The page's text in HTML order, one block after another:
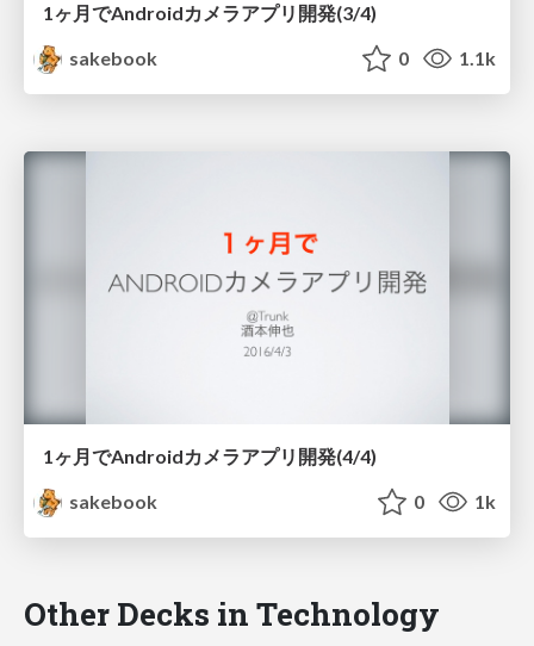
1ヶ月でAndroidカメラアプリ開発(3/4)
sakebook
0 1.1k
1ヶ月でAndroidカメラアプリ開発(4/4)
sakebook
0 1k
Other Decks in Technology